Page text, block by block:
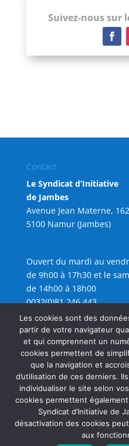
Suivez-nous sur
Contact
Le Syndicat d’Initiative
de Jambes
Avenue Jean Materne, 162
5100 Namur (Jambes)
Ouvert du mardi au
de 9h00 à 17h30 et le
de 14h00 à 18h00
0032(0)81 246 443
info@sijambes.be
Les cookies sont des
partir de votre navigateur
et qui comprennent un
cookies permettent de
que la navigation et
d’utilisation de ces derniers.
individualiser le site selon
cookies permettent également
Syndicat d’Initiative de
désactivation des cookies
aux